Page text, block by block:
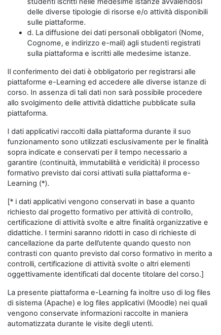
delle diverse tipologie di risorse e/o attività disponibili
sulle piattaforme.
d. La diffusione dei dati personali obbligatori (Nome,
Cognome, e indirizzo e-mail) agli studenti registrati
sulla piattaforma e iscritti alle medesime istanze.
Il conferimento dei dati è obbligatorio per registrarsi alle
piattaforme e-Learning ed accedere alle diverse istanze di
corso. In assenza di tali dati non sarà possibile procedere
allo svolgimento delle attività didattiche pubblicate sulla
piattaforma.
I dati applicativi raccolti dalla piattaforma durante il suo
funzionamento sono utilizzati esclusivamente per le finalità
sopra indicate e conservati per il tempo necessario a
garantire (continuità, immutabilità e veridicità) il processo
formativo previsto dai corsi attivati sulla piattaforma e-
Learning (*).
[* i dati applicativi vengono conservati in base a quanto
richiesto dal progetto formativo per attività di controllo,
certificazione di attività svolte e altre finalità organizzative e
didattiche. I termini saranno ridotti in caso di richieste di
cancellazione da parte dell’utente quando questo non
contrasti con quanto previsto dal corso formativo in merito a
controlli, certificazione di attività svolte o altri elementi
oggettivamente identificati dal docente titolare del corso.]
La presente piattaforma e-Learning fa inoltre uso di log files
di sistema (Apache) e log files applicativi (Moodle) nei quali
vengono conservate informazioni raccolte in maniera
automatizzata durante le visite degli utenti.